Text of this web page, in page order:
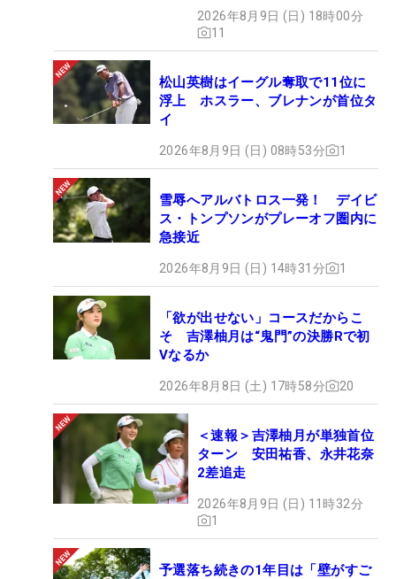
2026年8月9日 (日) 18時00分
11
松山英樹はイーグル奪取で11位に
浮上 ホスラー、ブレナンが首位タ
イ
2026年8月9日 (日) 08時53分 1
雪辱へアルバトロス一発！ デイビ
ス・トンプソンがプレーオフ圏内に
急接近
2026年8月9日 (日) 14時31分 1
「欲が出せない」コースだからこ
そ 吉澤柚月は“鬼門”の決勝Rで初
Vなるか
2026年8月8日 (土) 17時58分 20
＜速報＞吉澤柚月が単独首位
ターン 安田祐香、永井花奈
2差追走
2026年8月9日 (日) 11時32分
1
予選落ち続きの1年目は「壁がすご